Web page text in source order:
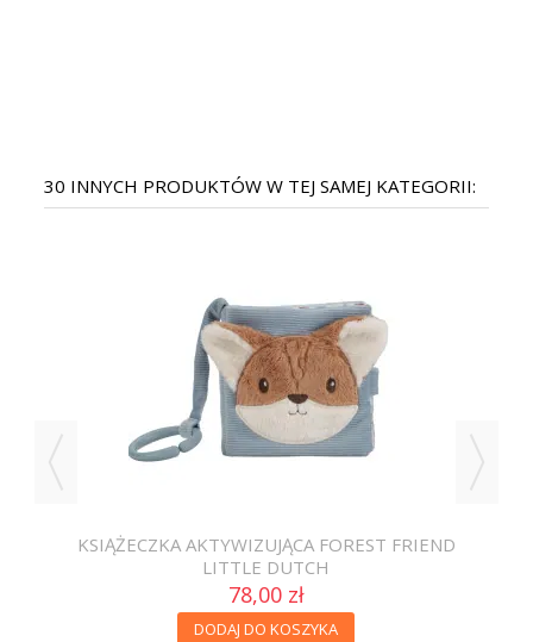
30 INNYCH PRODUKTÓW W TEJ SAMEJ KATEGORII:
KSIĄŻECZKA AKTYWIZUJĄCA FOREST FRIEND
LITTLE DUTCH
78,00 zł
DODAJ DO KOSZYKA